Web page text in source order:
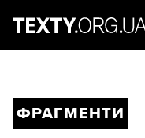
ФРАГМЕНТИ